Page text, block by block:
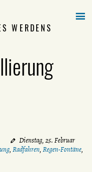
WERDENS
Dienstag, 25. Februar
, Radfahren, Regen-Fontäne,
